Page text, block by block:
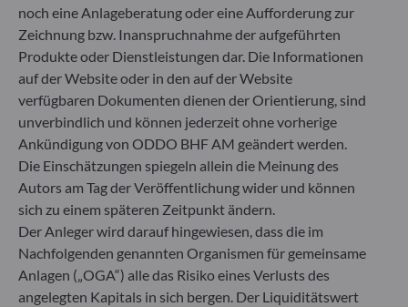
Verwaltungsgesellschaft bereitgestellt werden.
noch eine Anlageberatung oder eine Aufforderung zur
Zeichnung bzw. Inanspruchnahme der aufgeführten
Produkte oder Dienstleistungen dar. Die Informationen
auf der Website oder in den auf der Website
verfügbaren Dokumenten dienen der Orientierung, sind
unverbindlich und können jederzeit ohne vorherige
Ankündigung von ODDO BHF AM geändert werden.
Die Einschätzungen spiegeln allein die Meinung des
Autors am Tag der Veröffentlichung wider und können
sich zu einem späteren Zeitpunkt ändern.
Der Anleger wird darauf hingewiesen, dass die im
Nachfolgenden genannten Organismen für gemeinsame
Anlagen („OGA“) alle das Risiko eines Verlusts des
angelegten Kapitals in sich bergen. Der Liquiditätswert